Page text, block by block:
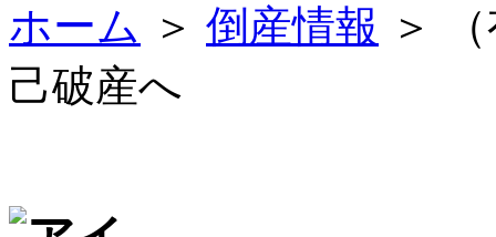
ホーム ＞ 倒産情報 ＞
己破産へ